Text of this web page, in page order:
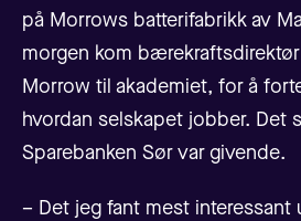
på Morrows batterifabrikk av
morgen kom
Morrow til akademiet, for å
hvordan selskapet jobber. Det
Sparebanken Sør var givende.
– Det jeg fant mest interessant